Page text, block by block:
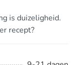
is duizeligheid.
recept?